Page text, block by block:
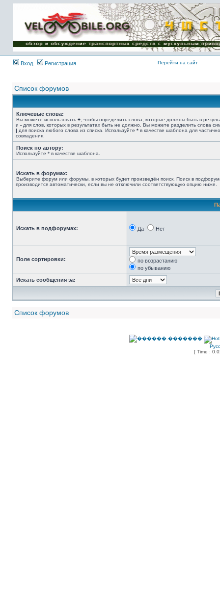
Имя пользователя:
Пароль:
{ LOG_ME_IN_SHORT
}
Вход
Регистрация Перейти на сайт
Список форумов
Ключевые слова:
Вы можете использовать + , чтобы определить слова, которые должны быть в
и - для слов, которых в результатах быть не должно. Вы можете разделить слова
| для поиска любого слова из списка. Используйте * в качестве шаблона для
совпадения.
Поиск по автору:
Используйте * в качестве шаблона.
Искать в форумах:
Выберите форум или форумы, в которых будет произведён поиск. Поиск в
производится автоматически, если вы не отключили соответствующую опцию ниже.
Искать в подфорумах: Да Нет
Поле сортировки:
по возрастанию
по убыванию
Искать сообщения за:
Список форумов
[ Time :